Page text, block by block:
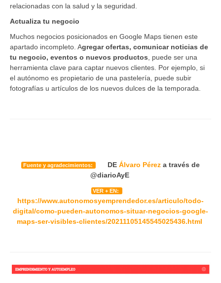
relacionadas con la salud y la seguridad.
Actualiza tu negocio
Muchos negocios posicionados en Google Maps tienen este
apartado incompleto. Agregar ofertas, comunicar noticias de
tu negocio, eventos o nuevos productos , puede ser una
herramienta clave para captar nuevos clientes. Por ejemplo, si
el autónomo es propietario de una pastelería, puede subir
fotografías u artículos de los nuevos dulces de la temporada.
Fuente y agradecimientos: DE Álvaro Pérez a través de
@diarioAyE
VER + EN:
https://www.autonomosyemprendedor.es/articulo/todo-
digital/como-pueden-autonomos-situar-negocios-google-
maps-ser-visibles-clientes/20211105145545025436.html